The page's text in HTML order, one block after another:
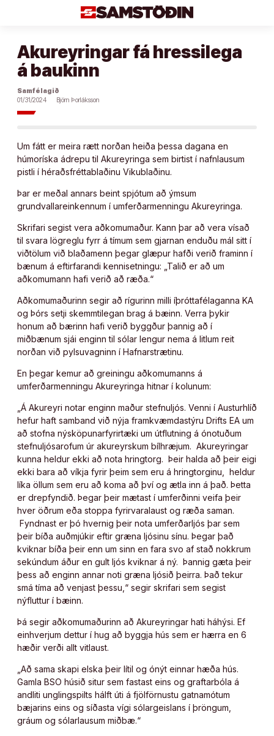
Akureyringar fá hressilega
á baukinn
Samfélagið
01/31/2024
Björn Þorláksson
Um fátt er meira rætt norðan heiða þessa dagana en
húmoríska ádrepu til Akureyringa sem birtist í nafnlausum
pistli í héraðsfréttablaðinu Vikublaðinu.
Þar er meðal annars beint spjótum að ýmsum
grundvallareinkennum í umferðarmenningu Akureyringa.
Skrifari segist vera aðkomumaður. Kann þar að vera vísað
til svara lögreglu fyrr á tímum sem gjarnan enduðu mál sitt í
viðtölum við blaðamenn þegar glæpur hafði verið framinn í
bænum á eftirfarandi kennisetningu: „Talið er að um
aðkomumann hafi verið að ræða.“
Aðkomumaðurinn segir að rígurinn milli íþróttafélaganna KA
og Þórs setji skemmtilegan brag á bæinn. Verra þykir
honum að bærinn hafi verið byggður þannig að í
miðbænum sjái enginn til sólar lengur nema á litlum reit
norðan við pylsuvagninn í Hafnarstrætinu.
En þegar kemur að greiningu aðkomumanns á
umferðarmenningu Akureyringa hitnar í kolunum:
„Á Akureyri notar enginn maður stefnuljós. Venni í Austurhlíð
hefur haft samband við nýja framkvæmdastýru Drifts EA um
að stofna nýsköpunarfyrirtæki um útflutning á ónotuðum
stefnuljósarofum úr akureyrskum bílhræjum. Akureyringar
kunna heldur ekki að nota hringtorg. Þeir halda að þeir eigi
ekki bara að víkja fyrir þeim sem eru á hringtorginu, heldur
líka öllum sem eru að koma að því og ætla inn á það. Þetta
er drepfyndið. Þegar þeir mætast í umferðinni veifa þeir
hver öðrum eða stoppa fyrirvaralaust og ræða saman.
Fyndnast er þó hvernig þeir nota umferðarljós þar sem
þeir bíða auðmjúkir eftir græna ljósinu sínu. Þegar það
kviknar bíða þeir enn um sinn en fara svo af stað nokkrum
sekúndum áður en gult ljós kviknar á ný. Þannig gæta þeir
þess að enginn annar noti græna ljósið þeirra. Það tekur
smá tíma að venjast þessu,“ segir skrifari sem segist
nýfluttur í bæinn.
Þá segir aðkomumaðurinn að Akureyringar hati háhýsi. Ef
einhverjum dettur í hug að byggja hús sem er hærra en 6
hæðir verði allt vitlaust.
„Að sama skapi elska þeir lítil og ónýt einnar hæða hús.
Gamla BSO húsið situr sem fastast eins og graftarbóla á
andliti unglingspilts hálft úti á fjölförnustu gatnamótum
bæjarins eins og síðasta vígi sólargeislans í þröngum,
gráum og sólarlausum miðbæ.“